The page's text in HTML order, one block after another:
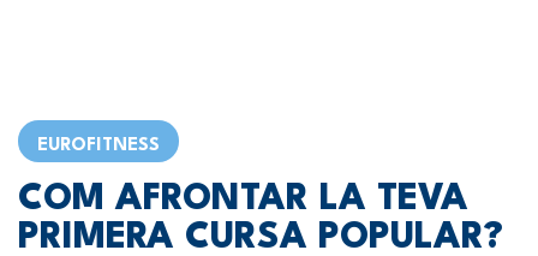
EUROFITNESS
COM AFRONTAR LA TEVA
PRIMERA CURSA POPULAR?